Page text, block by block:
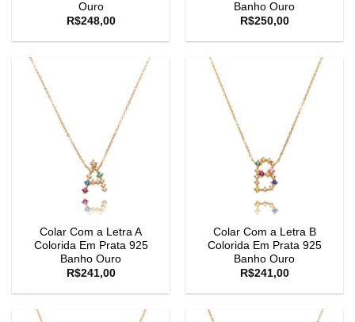
Ouro
R$248,00
Banho Ouro
R$250,00
Colar Com a Letra A
Colorida Em Prata 925
Banho Ouro
R$241,00
Colar Com a Letra B
Colorida Em Prata 925
Banho Ouro
R$241,00